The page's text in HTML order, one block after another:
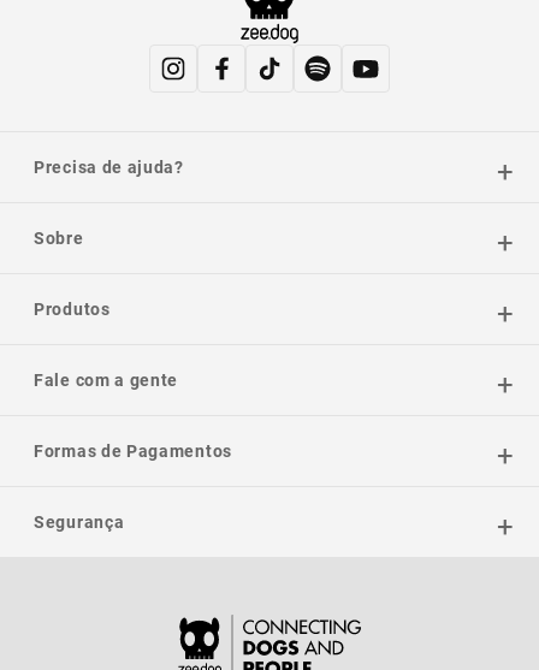
Precisa de ajuda?
Sobre
Produtos
Fale com a gente
Formas de Pagamentos
Segurança